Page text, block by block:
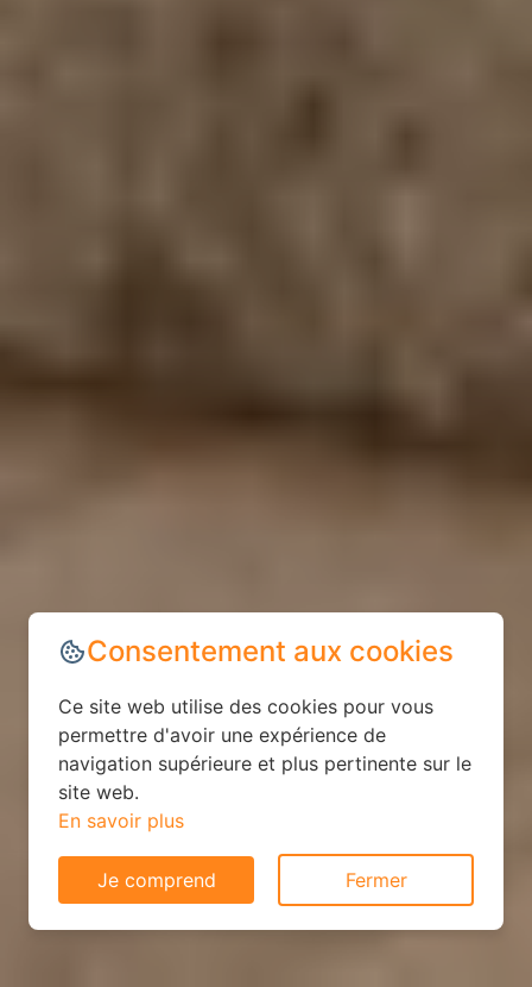
Consentement aux cookies
Ce site web utilise des cookies pour vous
permettre d'avoir une expérience de
navigation supérieure et plus pertinente sur le
site web.
En savoir plus
Je comprend Fermer